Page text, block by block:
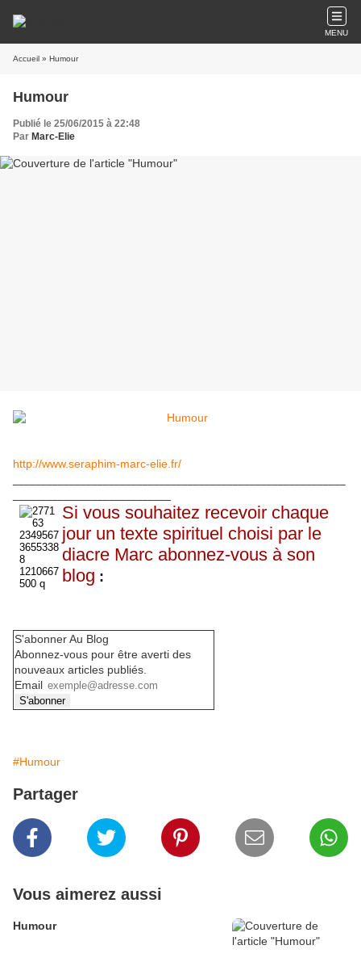
MENU
Accueil » Humour
Humour
Publié le 25/06/2015 à 22:48
Par Marc-Elie
http://www.seraphim-marc-elie.fr/
Si vous souhaitez recevoir chaque
jour un texte spirituel choisi par le
diacre Marc abonnez-vous à son
blog :
S'abonner Au Blog
Abonnez-vous pour être averti des
nouveaux articles publiés.
Email
#Humour
Partager
Vous aimerez aussi
Humour